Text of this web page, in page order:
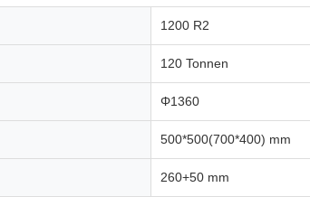
1200 R2
120 Tonnen
Φ1360
500*500(700*400) mm
260+50 mm